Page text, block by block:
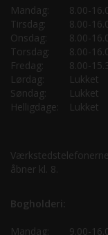
Mandag:
8.00-
Tirsdag:
8.00-
Onsdag:
8.00-
Torsdag:
8.00-
Fredag:
8.00-
Lørdag:
Lukket
Søndag:
Lukket
Helligdage:
Lukket
åbner kl. 8.
Bogholderi:
Mandag: 9.00-